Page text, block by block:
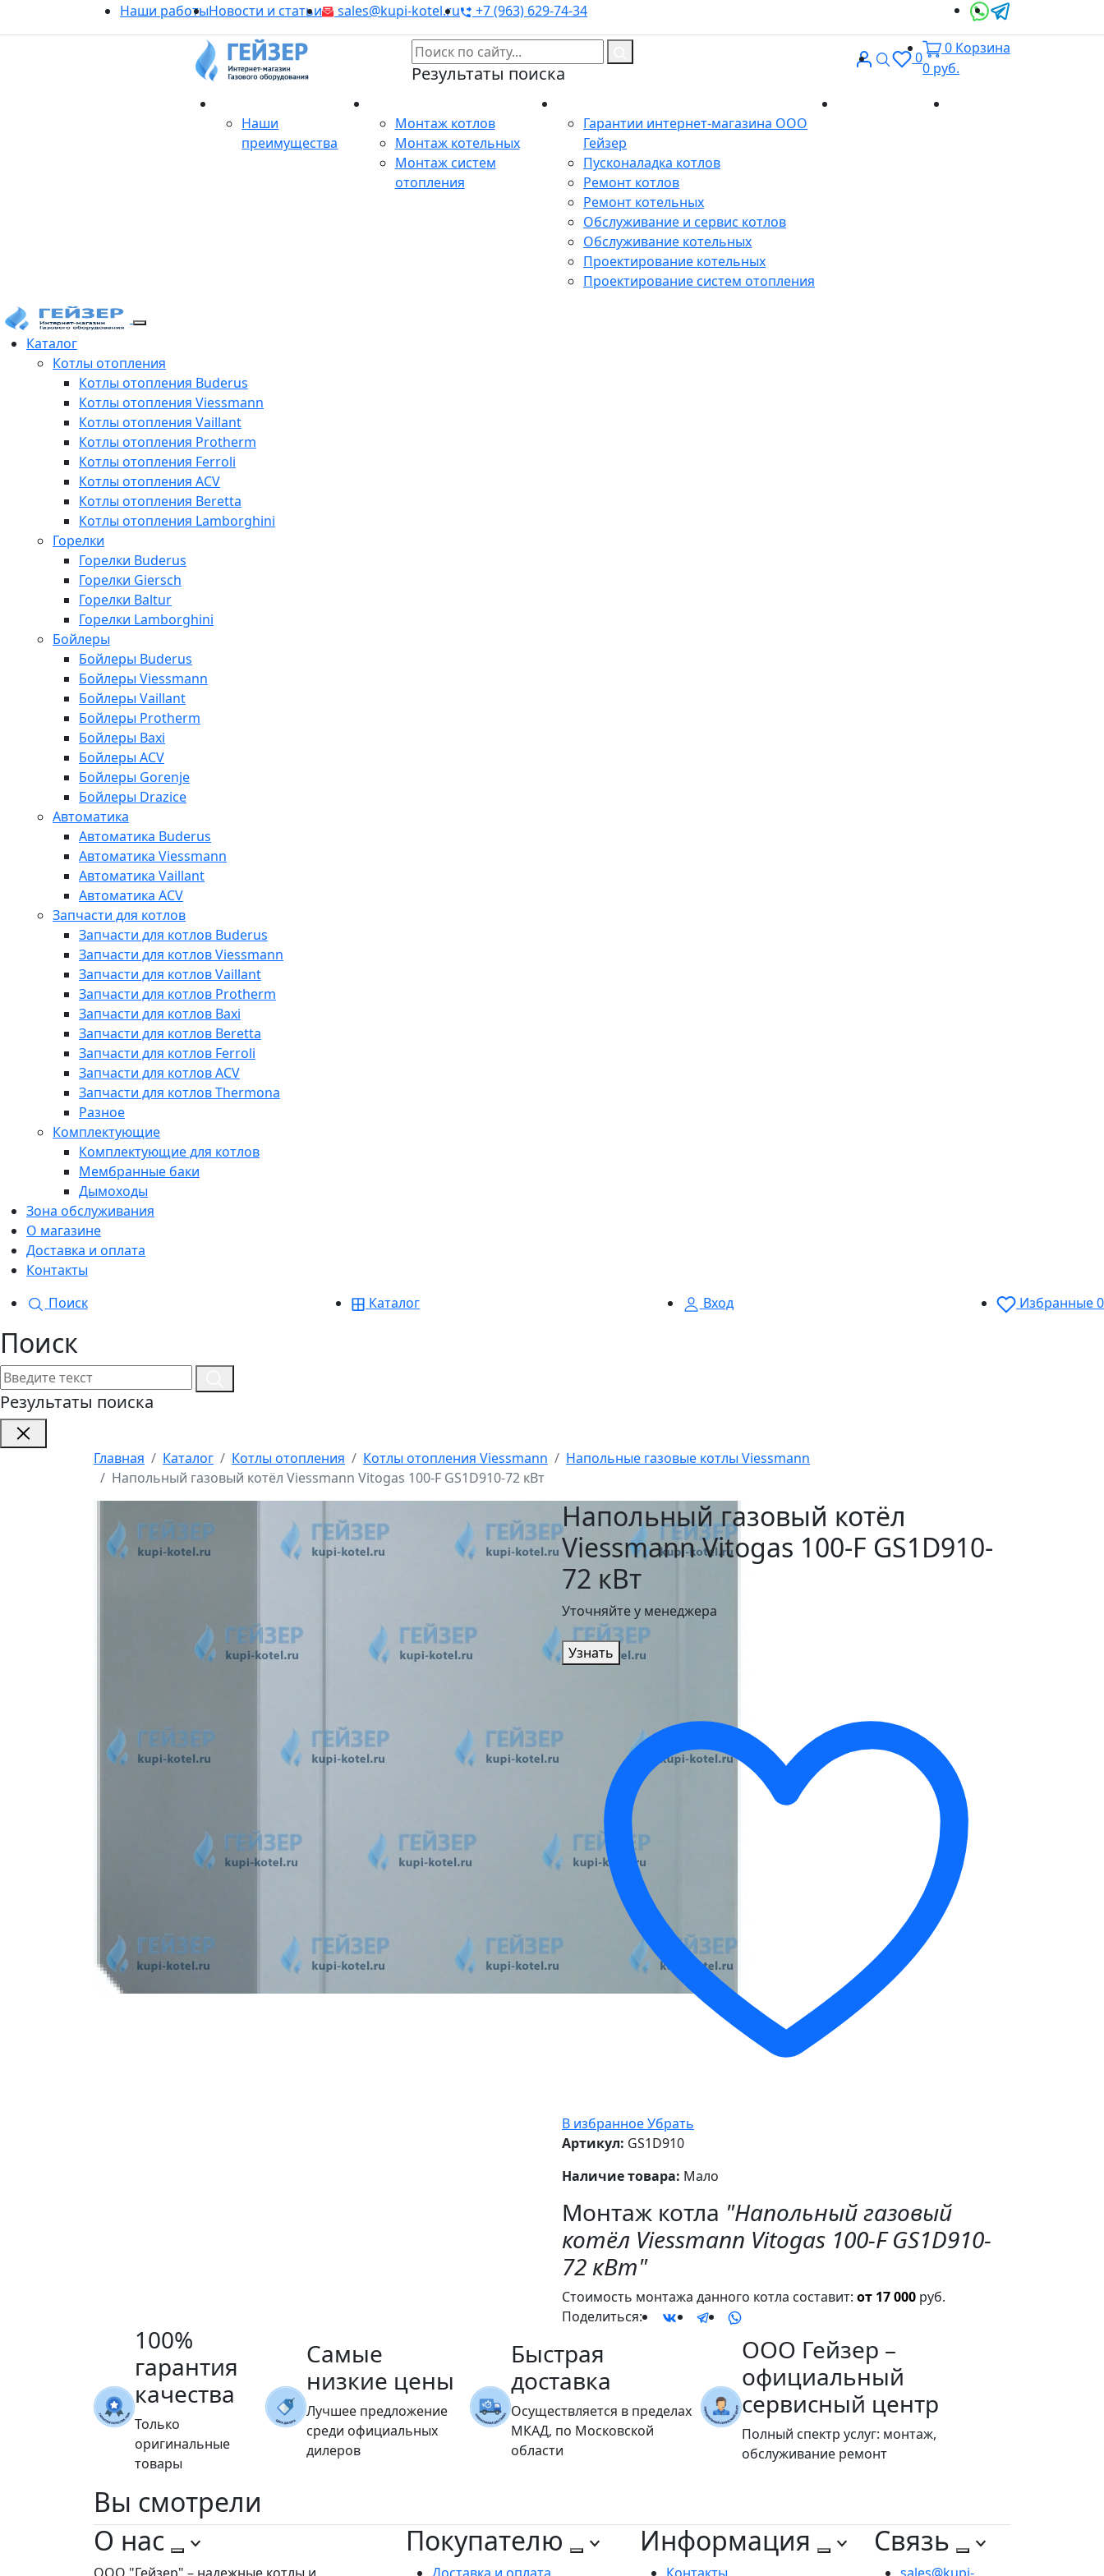
Наши работыНовости и статьи sales@kupi-kotel.ru +7 (963) 629-74-34
Результаты поиска
ВходПоиск
0
0 Корзина
0 руб.
Наши
преимущества
Монтаж котлов
Монтаж котельных
Монтаж систем
отопления
Гарантии интернет-магазина ООО
Гейзер
Пусконаладка котлов
Ремонт котлов
Ремонт котельных
Обслуживание и сервис котлов
Обслуживание котельных
Проектирование котельных
Проектирование систем отопления
Каталог
Котлы отопления
Котлы отопления Buderus
Котлы отопления Viessmann
Котлы отопления Vaillant
Котлы отопления Protherm
Котлы отопления Ferroli
Котлы отопления ACV
Котлы отопления Beretta
Котлы отопления Lamborghini
Горелки
Горелки Buderus
Горелки Giersch
Горелки Baltur
Горелки Lamborghini
Бойлеры
Бойлеры Buderus
Бойлеры Viessmann
Бойлеры Vaillant
Бойлеры Protherm
Бойлеры Baxi
Бойлеры ACV
Бойлеры Gorenje
Бойлеры Drazice
Автоматика
Автоматика Buderus
Автоматика Viessmann
Автоматика Vaillant
Автоматика ACV
Запчасти для котлов
Запчасти для котлов Buderus
Запчасти для котлов Viessmann
Запчасти для котлов Vaillant
Запчасти для котлов Protherm
Запчасти для котлов Baxi
Запчасти для котлов Beretta
Запчасти для котлов Ferroli
Запчасти для котлов ACV
Запчасти для котлов Thermona
Разное
Комплектующие
Комплектующие для котлов
Мембранные баки
Дымоходы
Зона обслуживания
О магазине
Доставка и оплата
Контакты
Поиск
Каталог Вход Избранные0
Поиск
Результаты поиска
Главная Каталог Котлы отопления Котлы отопления Viessmann
Напольные газовые котлы Viessmann
Напольный газовый котёл Viessmann Vitogas 100-F GS1D910-72 кВт
Напольный газовый котёл
Viessmann Vitogas 100-F GS1D910-
72 кВт
Уточняйте у менеджера
Узнать
В избранноеУбрать
Артикул: GS1D910
Наличие товара: Мало
Монтаж котла "Напольный газовый
котёл Viessmann Vitogas 100-F GS1D910-
72 кВт"
Стоимость монтажа данного котла составит: от 17 000 руб.
Поделиться:
100%
гарантия
качества
Только
оригинальные
товары
Самые
низкие цены
Лучшее предложение
среди официальных
дилеров
Быстрая
доставка
Осуществляется в пределах
МКАД, по Московской
области
ООО Гейзер –
официальный
сервисный центр
Полный спектр услуг: монтаж,
обслуживание ремонт
Вы смотрели
О нас
Покупателю Информация Связь